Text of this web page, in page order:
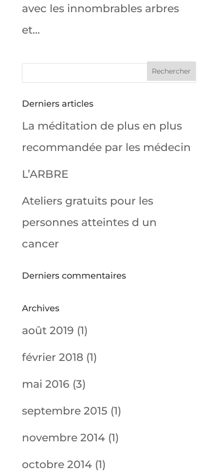
avec les innombrables arbres
et...
Derniers articles
La méditation de plus en plus
recommandée par les médecin
L’ARBRE
Ateliers gratuits pour les
personnes atteintes d un
cancer
Derniers commentaires
Archives
août 2019 (1)
février 2018(1)
mai 2016 (3)
septembre 2015 (1)
novembre 2014(1)
octobre 2014(1)